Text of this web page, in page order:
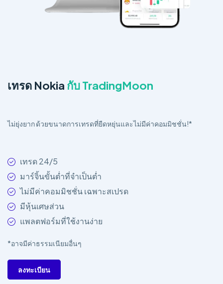
เทรด Nokia กับ TradingMoon
ไม่ยุ่งยาก ด้วยขนาดการเทรดที่ยืดหยุ่นและไม่มีค่าคอมมิชชั่น!*
เทรด 24/5
มาร์จิ้นขั้นต่ำที่จำเป็นต่ำ
ไม่มีค่าคอมมิชชั่น เฉพาะสเปรด
มีหุ้นเศษส่วน
แพลตฟอร์มที่ใช้งานง่าย
*อาจมีค่าธรรมเนียมอื่นๆ
ลงทะเบียน